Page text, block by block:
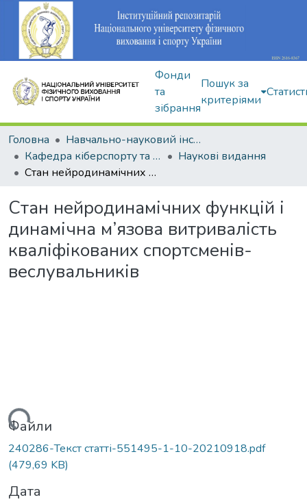
Фонди
та
зібрання
Пошук за
критеріями
Головна
Навчально-науковий інститут здоров'я, реабілітації та фізичного виховання
Кафедра кіберспорту та інформаційних технологій
Наукові видання
Стан нейродинамічних функцій і динамічна м’язова витривалість кваліфікованих спортсменів-веслувальників
Стан нейродинамічних функцій і
динамічна м’язова витривалість
кваліфікованих спортсменів-
веслувальників
Файли
240286-Текст статті-551495-1-10-20210918.pdf
(479,69 KB)
Дата